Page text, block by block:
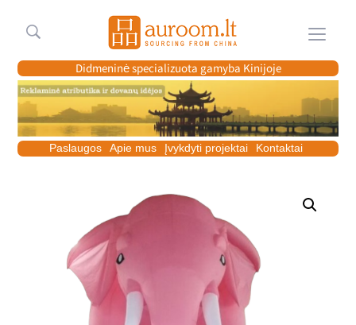
Meniu
Didmeninė specializuota gamyba Kinijoje
Paslaugos Apie mus Įvykdyti projektai Kontaktai